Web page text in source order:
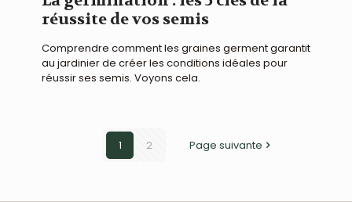
réussite de vos semis
Comprendre comment les graines germent garantit
au jardinier de créer les conditions idéales pour
réussir ses semis. Voyons cela.
1 2 Page suivante